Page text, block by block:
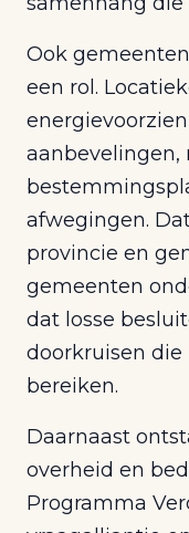
Ook
een rol.
aanbevelingen,
afwegingen.
provincie en
gemeenten
dat losse
doorkruisen
bereiken.
Daarnaast
overheid en
Programma